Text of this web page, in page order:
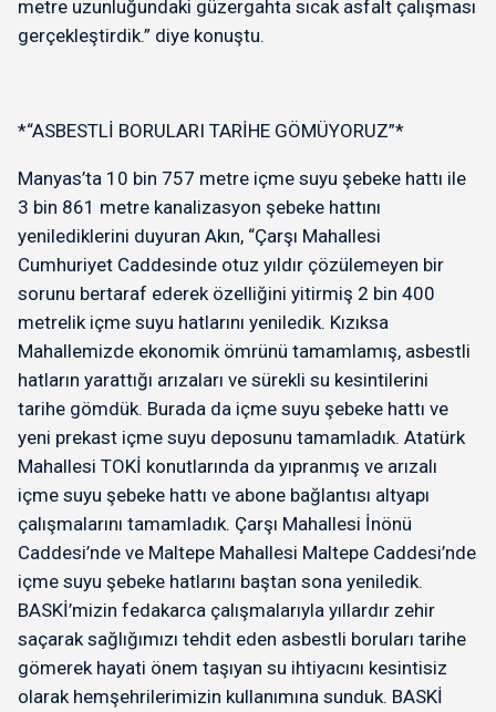
metre uzunluğundaki güzergahta sıcak asfalt çalışması
gerçekleştirdik.” diye konuştu.
*“ASBESTLİ BORULARI TARİHE GÖMÜYORUZ”*
Manyas’ta 10 bin 757 metre içme suyu şebeke hattı ile
3 bin 861 metre kanalizasyon şebeke hattını
yenilediklerini duyuran Akın, “Çarşı Mahallesi
Cumhuriyet Caddesinde otuz yıldır çözülemeyen bir
sorunu bertaraf ederek özelliğini yitirmiş 2 bin 400
metrelik içme suyu hatlarını yeniledik. Kızıksa
Mahallemizde ekonomik ömrünü tamamlamış, asbestli
hatların yarattığı arızaları ve sürekli su kesintilerini
tarihe gömdük. Burada da içme suyu şebeke hattı ve
yeni prekast içme suyu deposunu tamamladık. Atatürk
Mahallesi TOKİ konutlarında da yıpranmış ve arızalı
içme suyu şebeke hattı ve abone bağlantısı altyapı
çalışmalarını tamamladık. Çarşı Mahallesi İnönü
Caddesi’nde ve Maltepe Mahallesi Maltepe Caddesi’nde
içme suyu şebeke hatlarını baştan sona yeniledik.
BASKİ’mizin fedakarca çalışmalarıyla yıllardır zehir
saçarak sağlığımızı tehdit eden asbestli boruları tarihe
gömerek hayati önem taşıyan su ihtiyacını kesintisiz
olarak hemşehrilerimizin kullanımına sunduk. BASKİ